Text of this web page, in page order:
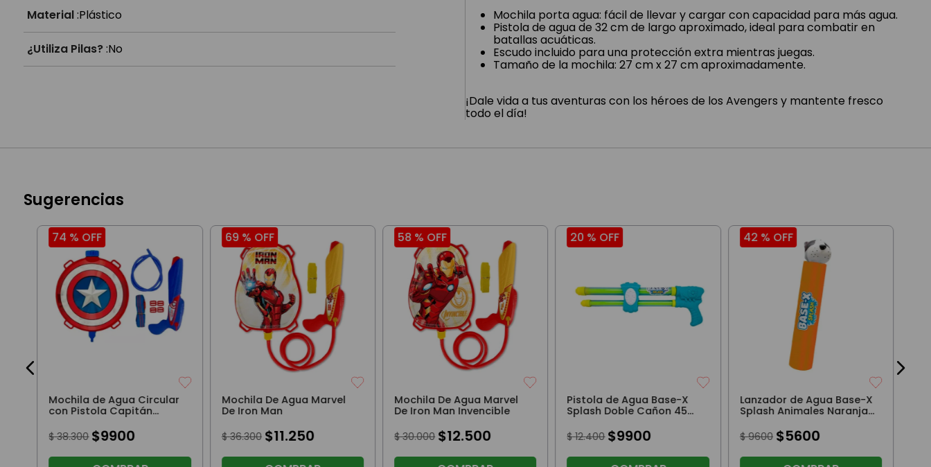
Material:Plástico
¿Utiliza Pilas?:No
Mochila porta agua: fácil de llevar y cargar con capacidad para más agua.
Pistola de agua de 32 cm de largo aproximado, ideal para combatir en
batallas acuáticas.
Escudo incluido para una protección extra mientras juegas.
Tamaño de la mochila: 27 cm x 27 cm aproximadamente.
¡Dale vida a tus aventuras con los héroes de los Avengers y mantente fresco
todo el día!
Sugerencias
74 % OFF
Mochila de Agua Circular
con Pistola Capitán
$ 38.300 $9900
69 % OFF
Mochila De Agua Marvel
De Iron Man
$ 36.300 $11.250
58 % OFF
Mochila De Agua Marvel
De Iron Man Invencible
$ 30.000 $12.500
20 % OFF
Pistola de Agua Base-X
Splash Doble Cañon 45
$ 12.400 $9900
42 % OFF
Lanzador de Agua Base-X
Splash Animales Naranja
$ 9600 $5600